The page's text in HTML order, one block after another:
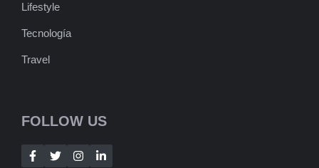
Lifestyle
Tecnología
Travel
FOLLOW US